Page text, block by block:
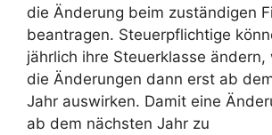
die Änderung beim zuständigen
beantragen. Steuerpflichtige
jährlich ihre Steuerklasse ändern,
die Änderungen dann erst ab
Jahr auswirken. Damit eine
ab dem nächsten Jahr zu